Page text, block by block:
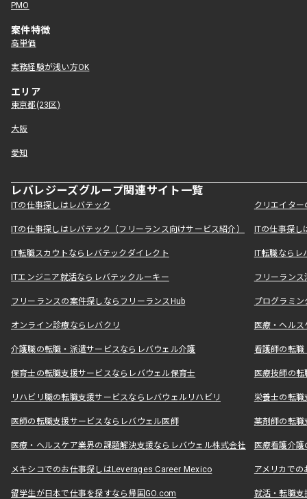
PMO
案件特徴
高単価
実務経験が浅い方OK
エリア
東京都(23区)
大阪
愛知
レバレジーズグループ関連サイト一覧
ITの仕事探しはレバテック クリエイタ
ITの仕事探しはレバテック（フリーランス向けサービス紹介） ITの仕事探
IT転職スカウトならレバテックダイレクト IT転職なら
ITエンジニア就活ならレバテックルーキー フリーラン
フリーランスの案件探しならフリーランスHub プログラミ
オンライン診療ならレバクリ 医療・ヘル
介護職の転職・派遣サービスならレバウェル介護 看護師の転
保育士の転職支援サービスならレバウェル保育士 医療技師の
リハビリ職の転職支援サービスならレバウェルリハビリ 栄養士の転
医師の転職支援サービスならレバウェル医師 薬剤師の転
医療・ヘルスケア業界の課題解決支援ならレバウェル株式会社 医療看護介
メキシコでのお仕事探しはLeverages Career Mexico アメリカで
留学生が日本で仕事を探すなら帰国GO.com 就活・転職